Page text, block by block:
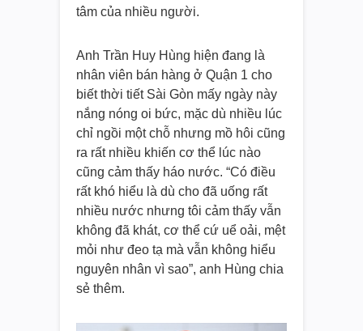
tâm của nhiều người.
Anh Trần Huy Hùng hiện đang là
nhân viên bán hàng ở Quận 1 cho
biết thời tiết Sài Gòn mấy ngày này
nắng nóng oi bức, mặc dù nhiều lúc
chỉ ngồi một chỗ nhưng mồ hôi cũng
ra rất nhiều khiến cơ thể lúc nào
cũng cảm thấy háo nước. “Có điều
rất khó hiểu là dù cho đã uống rất
nhiều nước nhưng tôi cảm thấy vẫn
không đã khát, cơ thể cứ uể oải, mệt
mỏi như đeo tạ mà vẫn không hiểu
nguyên nhân vì sao”, anh Hùng chia
sẻ thêm.